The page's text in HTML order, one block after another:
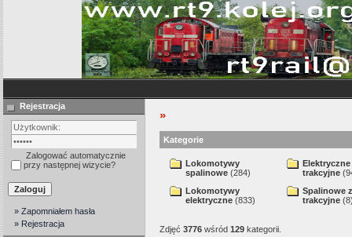
Rejestracja
Zalogować automatycznie
przy następnej wizycie?
» Zapomniałem hasła
» Rejestracja
»
Kategorie
Lokomotywy
spalinowe(284)
Lokomotywy
elektryczne(833)
Elektryczne
trakcyjne
Spalinowe
trakcyjne
Zdjęć 3776wśród 129kategorii.